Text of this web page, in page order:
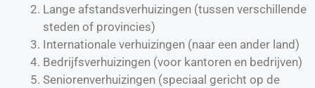
Lange afstandsverhuizingen (tussen verschillende
steden of provincies)
Internationale verhuizingen (naar een ander land)
Bedrijfsverhuizingen (voor kantoren en bedrijven)
Seniorenverhuizingen (speciaal gericht op de